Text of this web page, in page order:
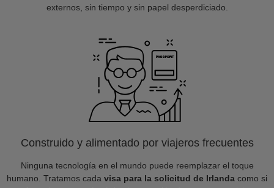
externos, sin tiempo y sin papel desperdiciado.
Construido y alimentado por viajeros frecuentes
Ninguna tecnología en el mundo puede reemplazar el toque
humano. Tratamos cada visa para la solicitud de Irlanda como si